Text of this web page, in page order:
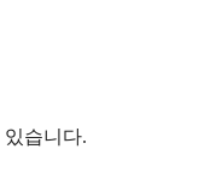
습니다.